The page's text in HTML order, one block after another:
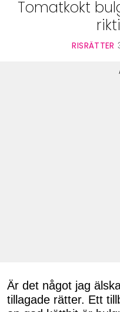
Tomatkokt
RISRÄTTER
Är det något jag
tillagade rätter. Ett